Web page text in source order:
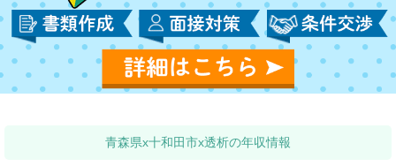
青森県x十和田市x透析の年収情報